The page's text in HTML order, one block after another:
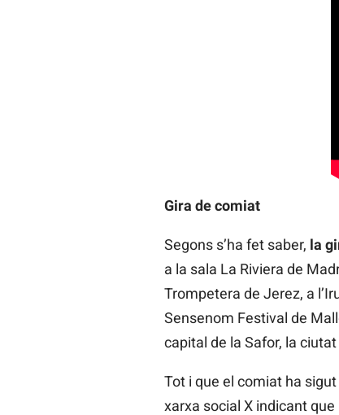
Gira de comiat
Segons s’ha fet saber, la
a la sala La Riviera de
Trompetera de Jerez, a
Sensenom Festival de
capital de la Safor, la
Tot i que el comiat ha
xarxa social X indicant